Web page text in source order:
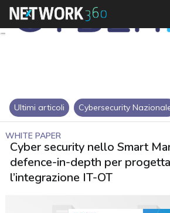
Ultimi articoli Cybersecurity
WHITE PAPER
Cyber security nello Smart
defence-in-depth per
l’integrazione IT-OT